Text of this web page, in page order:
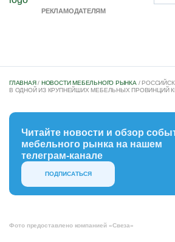
РЕКЛАМОДАТЕЛЯМ
ГЛАВНАЯ/ НОВОСТИ МЕБЕЛЬНОГО РЫНКА /
В ОДНОЙ ИЗ КРУПНЕЙШИХ МЕБЕЛЬНЫХ ПРОВИНЦИЙ
Читайте новости и обзор
мебельного рынка на нашем
телеграм-канале
ПОДПИСАТЬСЯ
Фото предоставлено компанией «Свеза»